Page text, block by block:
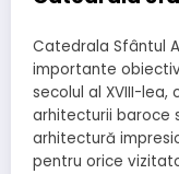
Catedrala Sfântul
importante
secolul al XVIII-
arhitecturii baroce
arhitectură
pentru orice